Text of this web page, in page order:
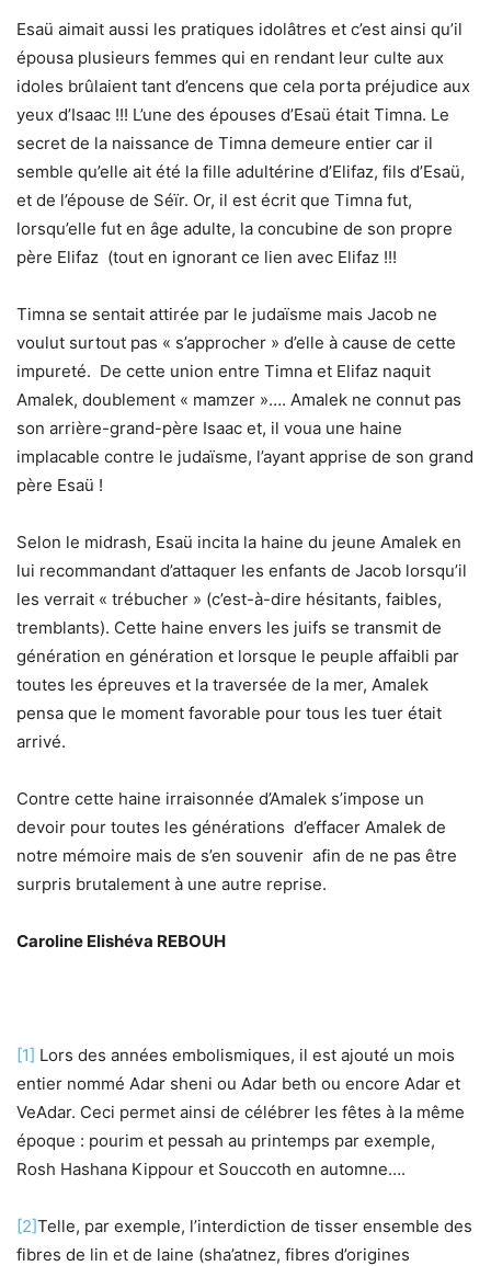
Esaü aimait aussi les pratiques idolâtres et c’est ainsi qu’il
épousa plusieurs femmes qui en rendant leur culte aux
idoles brûlaient tant d’encens que cela porta préjudice aux
yeux d’Isaac !!! L’une des épouses d’Esaü était Timna. Le
secret de la naissance de Timna demeure entier car il
semble qu’elle ait été la fille adultérine d’Elifaz, fils d’Esaü,
et de l’épouse de Séïr. Or, il est écrit que Timna fut,
lorsqu’elle fut en âge adulte, la concubine de son propre
père Elifaz (tout en ignorant ce lien avec Elifaz !!!
Timna se sentait attirée par le judaïsme mais Jacob ne
voulut surtout pas « s’approcher » d’elle à cause de cette
impureté. De cette union entre Timna et Elifaz naquit
Amalek, doublement « mamzer »…. Amalek ne connut pas
son arrière-grand-père Isaac et, il voua une haine
implacable contre le judaïsme, l’ayant apprise de son grand
père Esaü !
Selon le midrash, Esaü incita la haine du jeune Amalek en
lui recommandant d’attaquer les enfants de Jacob lorsqu’il
les verrait « trébucher » (c’est-à-dire hésitants, faibles,
tremblants). Cette haine envers les juifs se transmit de
génération en génération et lorsque le peuple affaibli par
toutes les épreuves et la traversée de la mer, Amalek
pensa que le moment favorable pour tous les tuer était
arrivé.
Contre cette haine irraisonnée d’Amalek s’impose un
devoir pour toutes les générations d’effacer Amalek de
notre mémoire mais de s’en souvenir afin de ne pas être
surpris brutalement à une autre reprise.
Caroline Elishéva REBOUH
[1] Lors des années embolismiques, il est ajouté un mois
entier nommé Adar sheni ou Adar beth ou encore Adar et
VeAdar. Ceci permet ainsi de célébrer les fêtes à la même
époque : pourim et pessah au printemps par exemple,
Rosh Hashana Kippour et Souccoth en automne….
[2]Telle, par exemple, l’interdiction de tisser ensemble des
fibres de lin et de laine (sha’atnez, fibres d’origines